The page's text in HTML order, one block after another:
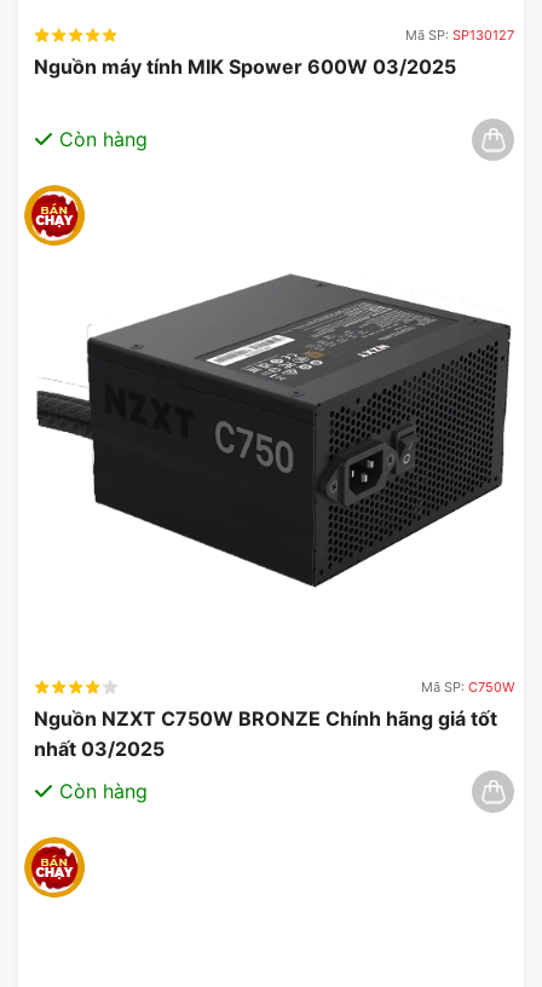
Mã SP: SP130127
Nguồn máy tính MIK Spower 600W 03/2025
Còn hàng
Mã SP: C750W
Nguồn NZXT C750W BRONZE Chính hãng giá tốt
nhất 03/2025
Còn hàng